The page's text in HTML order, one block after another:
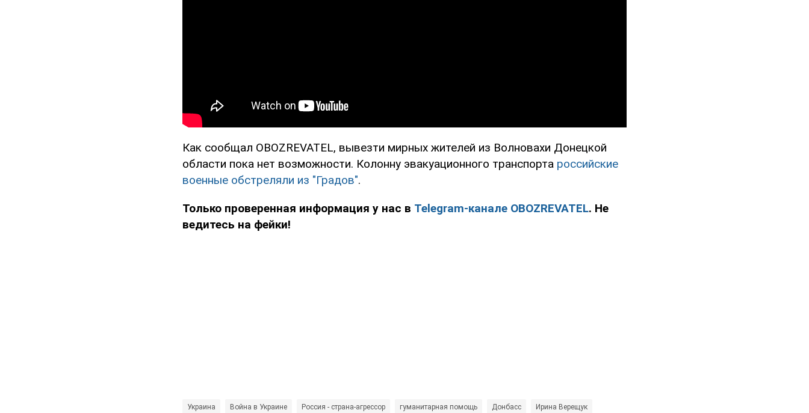
Как сообщал OBOZREVATEL, вывезти мирных жителей из Волновахи Донецкой
области пока нет возможности. Колонну эвакуационного транспорта российские
военные обстреляли из "Градов".
Только проверенная информация у нас в Telegram-канале OBOZREVATEL. Не
ведитесь на фейки!
Украина Война в Украине Россия - страна-агрессор гуманитарная помощь Донбасс Ирина Верещук